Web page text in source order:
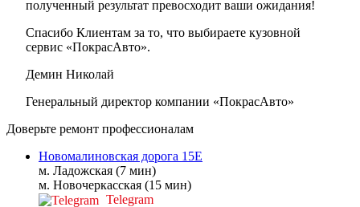
полученный результат превосходит ваши ожидания!
Спасибо Клиентам за то, что выбираете кузовной
сервис «ПокрасАвто».
Демин Николай
Генеральный директор компании «ПокрасАвто»
Доверьте ремонт профессионалам
Новомалиновская дорога 15Е
м. Ладожская (7 мин)
м. Новочеркасская (15 мин)
Telegram